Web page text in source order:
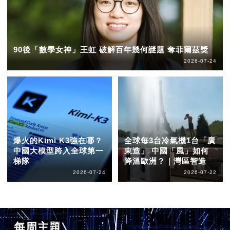
90後「數學女神」王虹 破解百年幾何謎題 奪菲爾茲獎
2026-07-24
爆火的Kimi K3強在哪？
中國大模型跨入全球第一
梯隊
2026-07-24
全球每3台冷氣機1台「廣
東造」 中國「風」如何
降溫歐洲？｜灣區智造
2026-07-22
每周主題